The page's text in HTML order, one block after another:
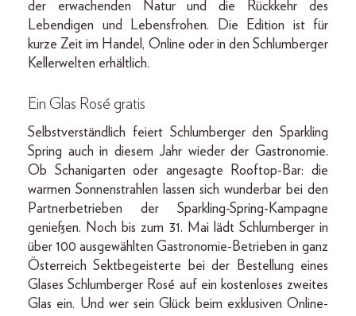
der erwachenden Natur und die Rückkehr des
Lebendigen und Lebensfrohen. Die Edition ist für
kurze Zeit im Handel, Online oder in den Schlumberger
Kellerwelten erhältlich.
Ein Glas Rosé gratis
Selbstverständlich feiert Schlumberger den Sparkling
Spring auch in diesem Jahr wieder der Gastronomie.
Ob Schanigarten oder angesagte Rooftop-Bar: die
warmen Sonnenstrahlen lassen sich wunderbar bei den
Partnerbetrieben der Sparkling-Spring-Kampagne
genießen. Noch bis zum 31. Mai lädt Schlumberger in
über 100 ausgewählten Gastronomie-Betrieben in ganz
Österreich Sektbegeisterte bei der Bestellung eines
Glases Schlumberger Rosé auf ein kostenloses zweites
Glas ein. Und wer sein Glück beim exklusiven Online-